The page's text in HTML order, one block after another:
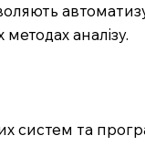
аналізу.
систем та